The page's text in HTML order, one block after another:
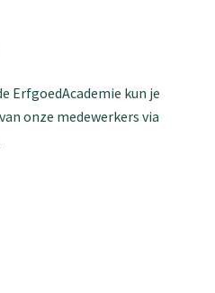
ErfgoedAcademie kun je
onze medewerkers via